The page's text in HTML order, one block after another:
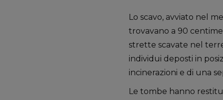
Lo scavo, avviato nel
trovavano a 90
strette scavate nel
individui deposti in
incinerazioni e di una
Le tombe hanno